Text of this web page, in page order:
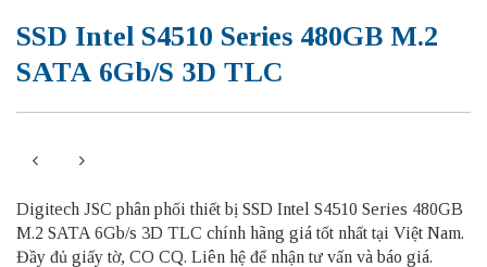
SSD Intel S4510 Series 480GB M.2
SATA 6Gb/s 3D TLC
Digitech JSC phân phối thiết bị SSD Intel S4510 Series 480GB
M.2 SATA 6Gb/s 3D TLC chính hãng giá tốt nhất tại Việt Nam.
Đầy đủ giấy tờ, CO CQ. Liên hệ để nhận tư vấn và báo giá.